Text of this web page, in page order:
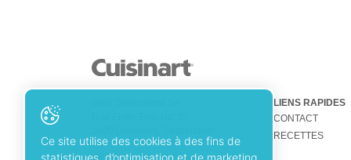
LIENS RAPIDES
CONTACT
RECETTES
Ce site utilise des cookies à des fins de
statistiques, d’optimisation et de marketing